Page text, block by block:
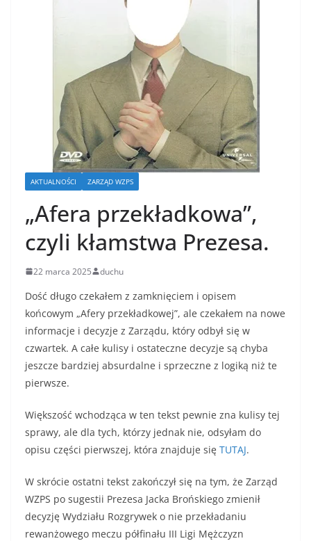
AKTUALNOŚCI ZARZĄD WZPS
„Afera przekładkowa”,
czyli kłamstwa Prezesa.
22 marca 2025 duchu
Dość długo czekałem z zamknięciem i opisem
końcowym „Afery przekładkowej”, ale czekałem na nowe
informacje i decyzje z Zarządu, który odbył się w
czwartek. A całe kulisy i ostateczne decyzje są chyba
jeszcze bardziej absurdalne i sprzeczne z logiką niż te
pierwsze.
Większość wchodząca w ten tekst pewnie zna kulisy tej
sprawy, ale dla tych, którzy jednak nie, odsyłam do
opisu części pierwszej, która znajduje się TUTAJ.
W skrócie ostatni tekst zakończył się na tym, że Zarząd
WZPS po sugestii Prezesa Jacka Brońskiego zmienił
decyzję Wydziału Rozgrywek o nie przekładaniu
rewanżowego meczu półfinału III Ligi Mężczyzn